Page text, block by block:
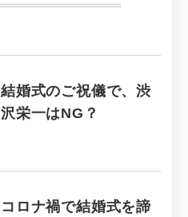
結婚式のご祝儀で、渋
沢栄一はNG？
コロナ禍で結婚式を諦